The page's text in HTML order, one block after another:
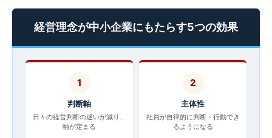
経営理念が中小企業にもたらす5つの効果
1
判断軸
日々の経営判断の迷いが減り、
軸が定まる
2
主体性
社員が自律的に判断・行動でき
るようになる